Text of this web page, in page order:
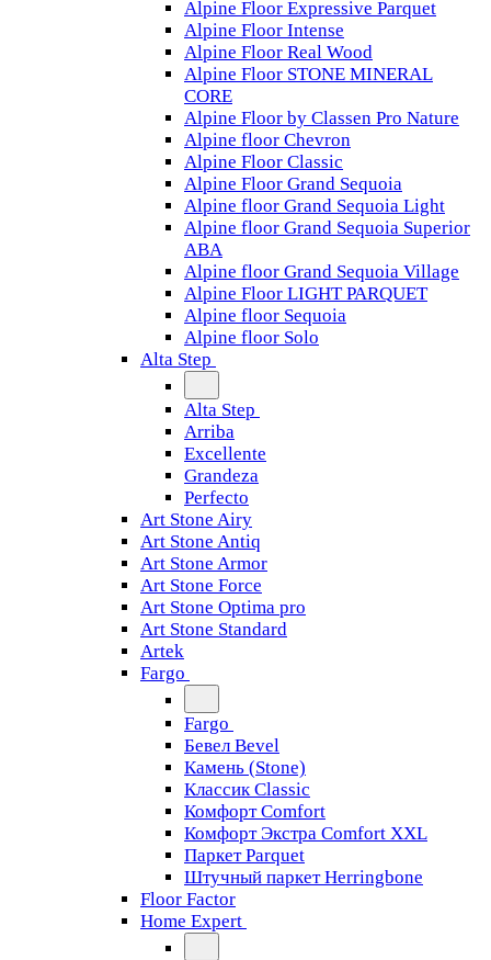
Alpine Floor Expressive Parquet
Alpine Floor Intense
Alpine Floor Real Wood
Alpine Floor STONE MINERAL
CORE
Alpine Floor by Classen Pro Nature
Alpine floor Chevron
Alpine Floor Classic
Alpine Floor Grand Sequoia
Alpine floor Grand Sequoia Light
Alpine floor Grand Sequoia Superior
ABA
Alpine floor Grand Sequoia Village
Alpine Floor LIGHT PARQUET
Alpine floor Sequoia
Alpine floor Solo
Alta Step
Alta Step
Arriba
Excellente
Grandeza
Perfecto
Art Stone Airy
Art Stone Antiq
Art Stone Armor
Art Stone Force
Art Stone Optima pro
Art Stone Standard
Artek
Fargo
Fargo
Бевел Bevel
Камень (Stone)
Классик Classic
Комфорт Comfort
Комфорт Экстра Comfort XXL
Паркет Parquet
Штучный паркет Herringbone
Floor Factor
Home Expert